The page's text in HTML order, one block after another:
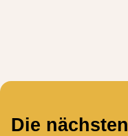
Die nächsten